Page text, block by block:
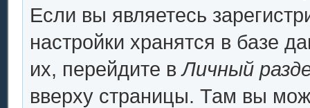
Если вы являетесь
настройки хранятся в базе
их, перейдите вЛичный
вверху страницы. Там вы